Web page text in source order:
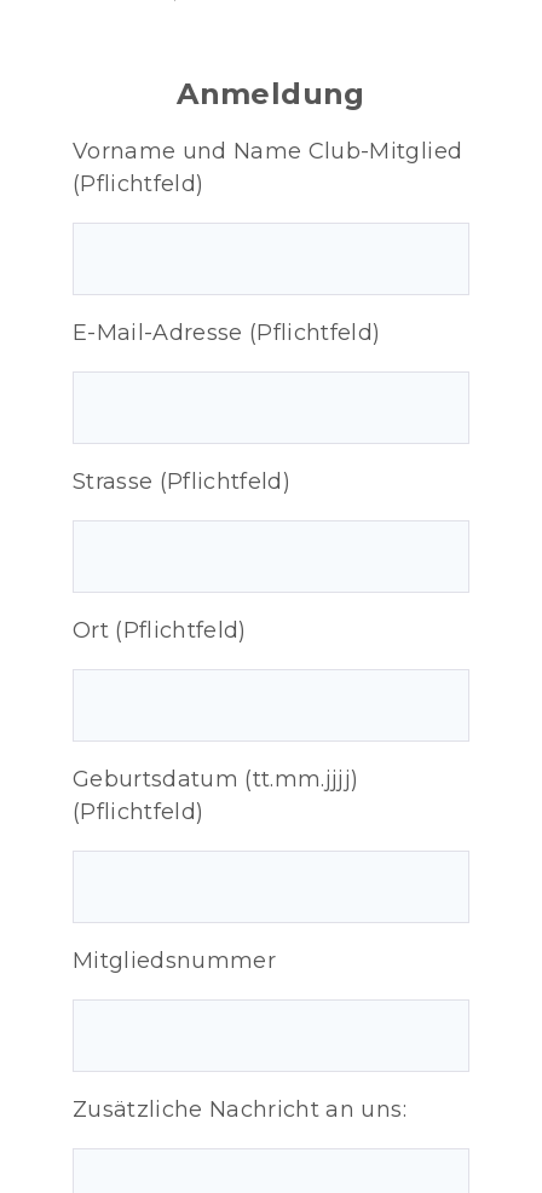
Anmeldung
Vorname und Name Club-Mitglied
(Pflichtfeld)
E-Mail-Adresse (Pflichtfeld)
Strasse (Pflichtfeld)
Ort (Pflichtfeld)
Geburtsdatum (tt.mm.jjjj)
(Pflichtfeld)
Mitgliedsnummer
Zusätzliche Nachricht an uns: